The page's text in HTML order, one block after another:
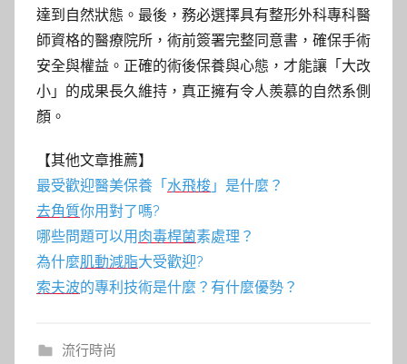
達到自然狀態。最後，務必選擇具有整形外科專科醫
師資格的醫療院所，術前簽署完整同意書，確保手術
安全與權益。正確的術後保養與心態，才能讓「大改
小」的成果長久維持，真正擁有令人羨慕的自然系側
顏。
【其他文章推薦】
最受歡迎醫美保養「 水飛梭 」是什麼？
去角質你用對了嗎?
哪些問題可以用 肉毒桿菌素處理？
為什麼肌動減脂大受歡迎?
索夫波的專利技術是什麼？有什麼優勢？
流行時尚